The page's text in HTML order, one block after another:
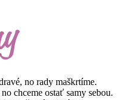
no rady maškrtíme.
chceme ostať samy sebou.